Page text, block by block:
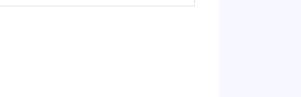
gerçekleştirildi.